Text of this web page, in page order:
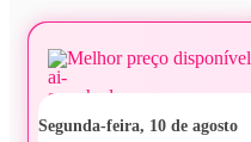
Melhor preço disponível
segunda-feira, 10 de agosto